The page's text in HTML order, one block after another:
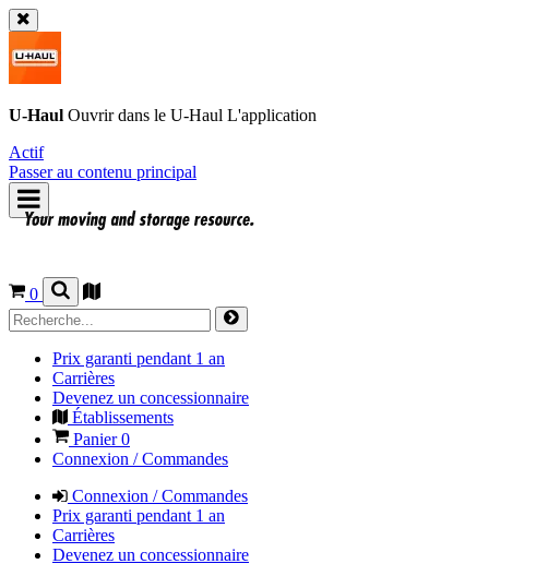
U-Haul Ouvrir dans le U-Haul L'application
Actif
Passer au contenu principal
0
Prix garanti pendant 1 an
Carrières
Devenez un concessionnaire
Établissements
Panier0
Connexion / Commandes
Connexion / Commandes
Prix garanti pendant 1 an
Carrières
Devenez un concessionnaire